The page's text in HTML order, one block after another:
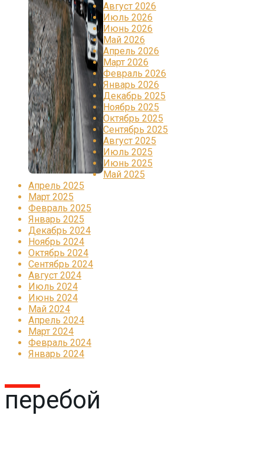
Август 2026
Июль 2026
Июнь 2026
Май 2026
Апрель 2026
Март 2026
Февраль 2026
Январь 2026
Декабрь 2025
Ноябрь 2025
Октябрь 2025
Сентябрь 2025
Август 2025
Июль 2025
Июнь 2025
Май 2025
Апрель 2025
Март 2025
Февраль 2025
Январь 2025
Декабрь 2024
Ноябрь 2024
Октябрь 2024
Сентябрь 2024
Август 2024
Июль 2024
Июнь 2024
Май 2024
Апрель 2024
Март 2024
Февраль 2024
Январь 2024
перебой